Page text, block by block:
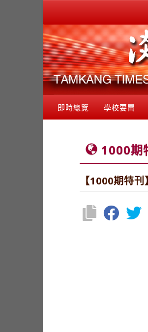
即時總覽 學校要聞
1000期
【1000期特